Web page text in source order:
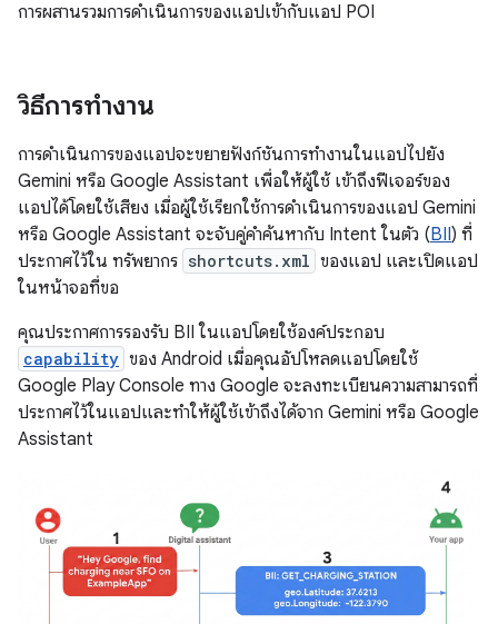
การผสานรวมการดำเนินการของแอปเข้ากับแอป POI
วิธีการทำงาน
การดำเนินการของแอปจะขยายฟังก์ชันการทำงานในแอปไปยัง
Gemini หรือ Google Assistant เพื่อให้ผู้ใช้ เข้าถึงฟีเจอร์ของ
แอปได้โดยใช้เสียง เมื่อผู้ใช้เรียกใช้การดำเนินการของแอป Gemini
หรือ Google Assistant จะจับคู่คำค้นหากับ Intent ในตัว (BII) ที่
ประกาศไว้ใน ทรัพยากร shortcuts.xml ของแอป และเปิดแอป
ในหน้าจอที่ขอ
คุณประกาศการรองรับ BII ในแอปโดยใช้องค์ประกอบ
capability ของ Android เมื่อคุณอัปโหลดแอปโดยใช้
Google Play Console ทาง Google จะลงทะเบียนความสามารถที่
ประกาศไว้ในแอปและทำให้ผู้ใช้เข้าถึงได้จาก Gemini หรือ Google
Assistant